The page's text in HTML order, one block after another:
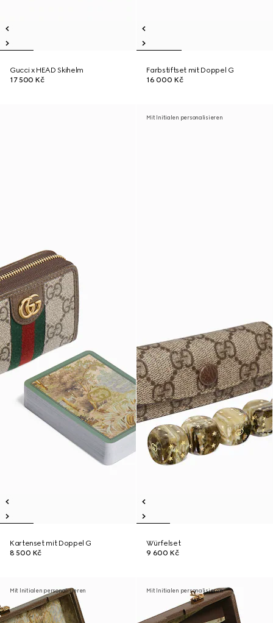
Gucci x HEAD Skihelm
17 500 Kč
Farbstiftset mit Doppel G
16 000 Kč
Kartenset mit Doppel G
8 500 Kč
Mit Initialen personalisieren
Würfelset
9 600 Kč
Mit Initialen personalisieren Mit Initialen personalisieren